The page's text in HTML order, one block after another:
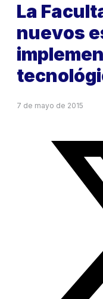
La
nuevos
7 de mayo de 2015